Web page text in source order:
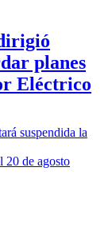
planes
Eléctrico
suspendida la
20 de agosto